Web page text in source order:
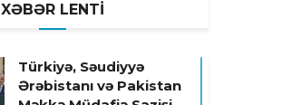
XƏBƏR LENTİ
Türkiyə, Səudiyyə
Ərəbistanı və Pakistan